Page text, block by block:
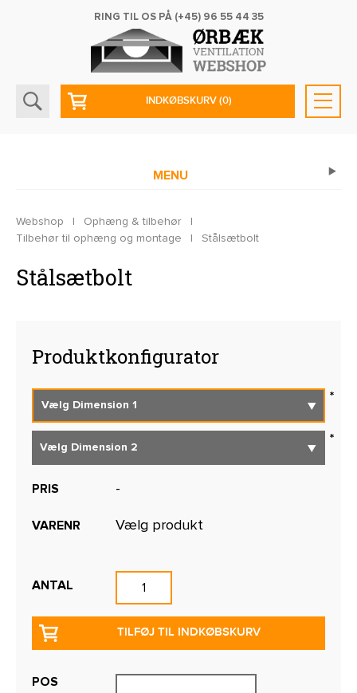
RING TIL OS PÅ (+45) 96 55 44 35
INDKØBSKURV(0)
MENU
Webshop | Ophæng & tilbehør
|
Tilbehør til ophæng og montage
| Stålsætbolt
Stålsætbolt
Produktkonfigurator
PRIS -
VARENR Vælg produkt
ANTAL
TILFØJ TIL INDKØBSKURV
POS